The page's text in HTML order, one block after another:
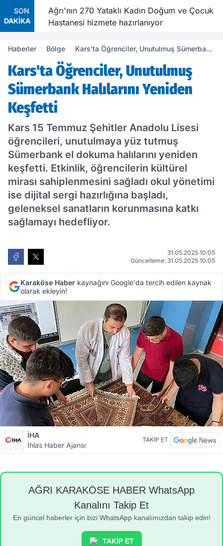
SON
DAKİKA
Dünya
Ağrı'nın 270 Yataklı Kadın Doğum ve Çocuk
Hastanesi hizmete hazırlanıyor
Haberler Bölge
Kars'ta Öğrenciler, Unutulmuş Sümerbank
Kars'ta Öğrenciler, Unutulmuş
Sümerbank Halılarını Yeniden
Keşfetti
Kars 15 Temmuz Şehitler Anadolu Lisesi
öğrencileri, unutulmaya yüz tutmuş
Sümerbank el dokuma halılarını yeniden
keşfetti. Etkinlik, öğrencilerin kültürel
mirası sahiplenmesini sağladı okul yönetimi
ise dijital sergi hazırlığına başladı,
geleneksel sanatların korunmasına katkı
sağlamayı hedefliyor.
31.05.2025 10:05
Güncelleme: 31.05.2025 10:05
Karaköse Haber kaynağını Google'da tercih edilen kaynak
olarak ekleyin!
İHA
İhlas Haber Ajansı
TAKİP ET
AĞRI KARAKÖSE HABER WhatsApp
Kanalını Takip Et
En güncel haberler için bizi WhatsApp kanalımızdan takip edin!
TAKİP ET